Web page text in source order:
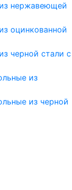
нержавеющей
оцинкованной
черной стали с
из
из черной